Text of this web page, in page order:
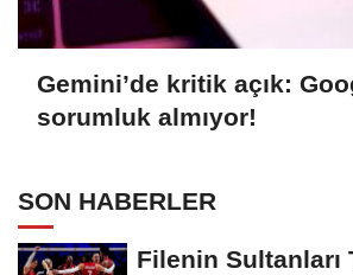
Gemini’de kritik açık:
sorumluk almıyor!
SON HABERLER
Filenin Sultanları